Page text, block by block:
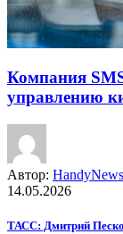
Компания
управлению
Автор: HandyNews
14.05.2026
ТАСС: Дмитрий